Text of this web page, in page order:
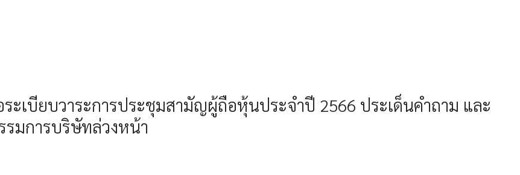
เบียบวาระการประชุมสามัญผู้ถือหุ้นประจำปี 2566 ประเด็นคำถาม และ
รมการบริษัทล่วงหน้า